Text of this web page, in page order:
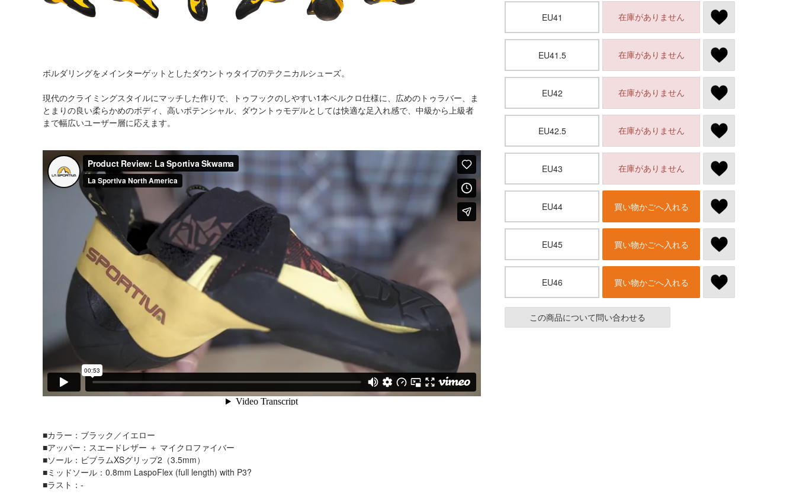
ボルダリングをメインターゲットとしたダウントゥタイプのテクニカルシューズ。
現代のクライミングスタイルにマッチした作りで、トゥフックのしやすい1本ベルクロ仕様に、広めのトゥラバー、ま
とまりの良い柔らかめのボディ、高いポテンシャル、ダウントゥモデルとしては快適な足入れ感で、中級から上級者
まで幅広いユーザー層に応えます。
EU41 在庫がありません
EU41.5 在庫がありません
EU42 在庫がありません
EU42.5 在庫がありません
EU43 在庫がありません
EU44 買い物かごへ入れる
EU45 買い物かごへ入れる
EU46 買い物かごへ入れる
この商品について問い合わせる
■カラー：ブラック／イエロー
■アッパー：スエードレザー ＋ マイクロファイバー
■ソール：ビブラムXSグリップ2（3.5mm）
■ミッドソール：0.8mm LaspoFlex (full length) with P3?
■ラスト：-